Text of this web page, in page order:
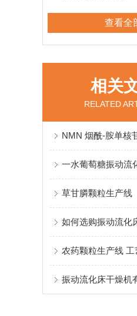
查看全
相关
RELATED
一水葡萄糖振动流
草甘膦颗粒生产线
如何选购振动流化
农药颗粒生产线 工
振动流化床干燥机